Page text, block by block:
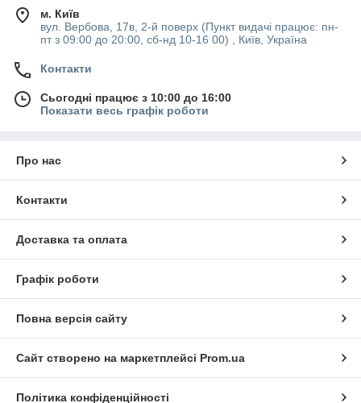
м. Київ
вул. Вербова, 17в, 2-й поверх (Пункт видачі працює: пн-
пт з 09:00 до 20:00, сб-нд 10-16 00) , Київ, Україна
Контакти
Сьогодні працює з 10:00 до 16:00
Показати весь графік роботи
Про нас
Контакти
Доставка та оплата
Графік роботи
Повна версія сайту
Сайт створено на маркетплейсі Prom.ua
Політика конфіденційності